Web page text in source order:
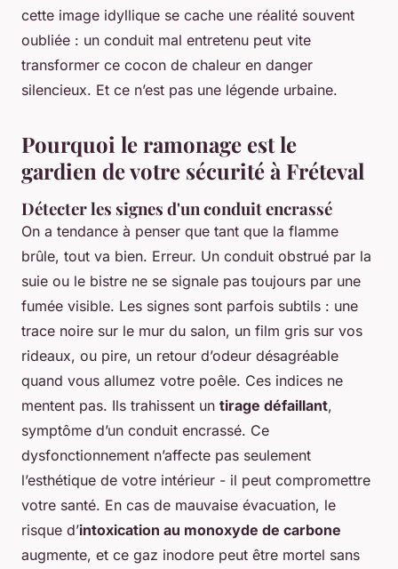
cette image idyllique se cache une réalité souvent
oubliée : un conduit mal entretenu peut vite
transformer ce cocon de chaleur en danger
silencieux. Et ce n’est pas une légende urbaine.
Pourquoi le ramonage est le
gardien de votre sécurité à Fréteval
Détecter les signes d'un conduit encrassé
On a tendance à penser que tant que la flamme
brûle, tout va bien. Erreur. Un conduit obstrué par la
suie ou le bistre ne se signale pas toujours par une
fumée visible. Les signes sont parfois subtils : une
trace noire sur le mur du salon, un film gris sur vos
rideaux, ou pire, un retour d’odeur désagréable
quand vous allumez votre poêle. Ces indices ne
mentent pas. Ils trahissent un tirage défaillant,
symptôme d’un conduit encrassé. Ce
dysfonctionnement n’affecte pas seulement
l’esthétique de votre intérieur - il peut compromettre
votre santé. En cas de mauvaise évacuation, le
risque d’intoxication au monoxyde de carbone
augmente, et ce gaz inodore peut être mortel sans